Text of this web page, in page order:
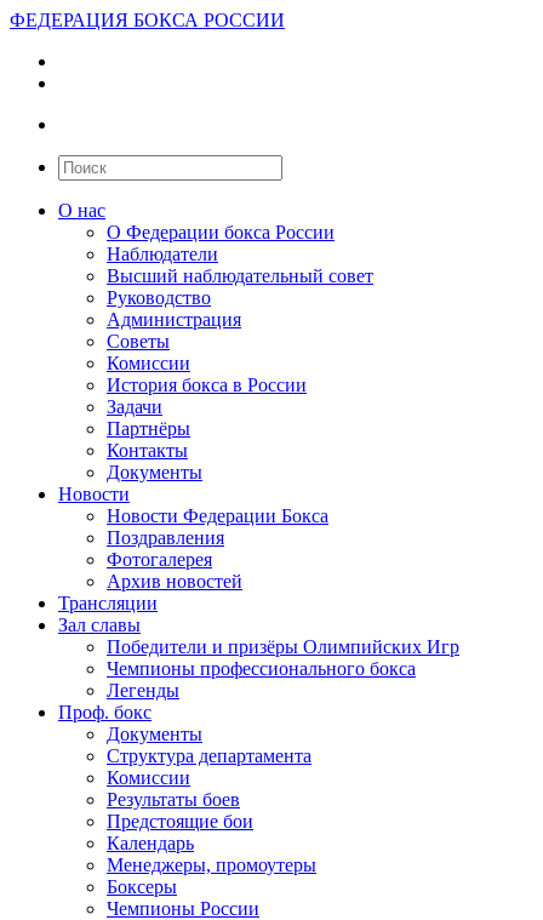
ФЕДЕРАЦИЯ БОКСА РОССИИ
О нас
О Федерации бокса России
Наблюдатели
Высший наблюдательный совет
Руководство
Администрация
Советы
Комиссии
История бокса в России
Задачи
Партнёры
Контакты
Документы
Новости
Новости Федерации Бокса
Поздравления
Фотогалерея
Архив новостей
Трансляции
Зал славы
Победители и призёры Олимпийских Игр
Чемпионы профессионального бокса
Легенды
Проф. бокс
Документы
Структура департамента
Комиссии
Результаты боев
Предстоящие бои
Календарь
Менеджеры, промоутеры
Боксеры
Чемпионы России